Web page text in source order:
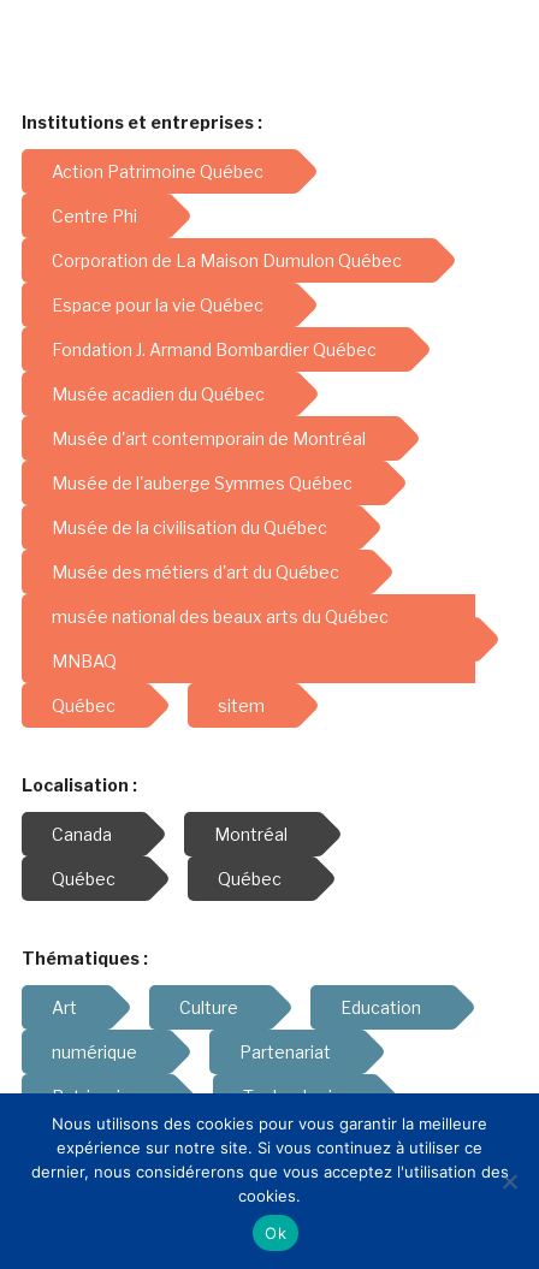
Institutions et entreprises :
Action Patrimoine Québec
Centre Phi
Corporation de La Maison Dumulon Québec
Espace pour la vie Québec
Fondation J. Armand Bombardier Québec
Musée acadien du Québec
Musée d'art contemporain de Montréal
Musée de l'auberge Symmes Québec
Musée de la civilisation du Québec
Musée des métiers d'art du Québec
musée national des beaux arts du Québec
MNBAQ
Québec sitem
Localisation :
Canada Montréal
Québec Québec
Thématiques :
Art Culture Education
numérique Partenariat
Patrimoine Technologie
Actualités des membres
CLIC France
Nous utilisons des cookies pour vous garantir la meilleure
expérience sur notre site. Si vous continuez à utiliser ce
dernier, nous considérerons que vous acceptez l'utilisation des
cookies.
Ok